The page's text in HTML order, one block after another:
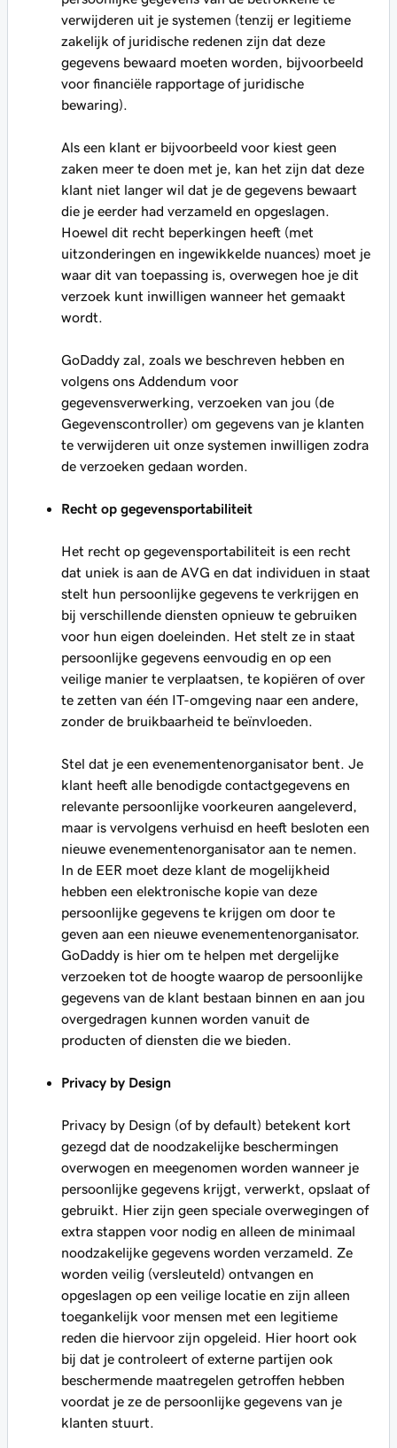
verwijderen uit je systemen (tenzij er legitieme
zakelijk of juridische redenen zijn dat deze
gegevens bewaard moeten worden, bijvoorbeeld
voor financiële rapportage of juridische
bewaring).
Als een klant er bijvoorbeeld voor kiest geen
zaken meer te doen met je, kan het zijn dat deze
klant niet langer wil dat je de gegevens bewaart
die je eerder had verzameld en opgeslagen.
Hoewel dit recht beperkingen heeft (met
uitzonderingen en ingewikkelde nuances) moet je
waar dit van toepassing is, overwegen hoe je dit
verzoek kunt inwilligen wanneer het gemaakt
wordt.
GoDaddy zal, zoals we beschreven hebben en
volgens ons Addendum voor
gegevensverwerking, verzoeken van jou (de
Gegevenscontroller) om gegevens van je klanten
te verwijderen uit onze systemen inwilligen zodra
de verzoeken gedaan worden.
Recht op gegevensportabiliteit
Het recht op gegevensportabiliteit is een recht
dat uniek is aan de AVG en dat individuen in staat
stelt hun persoonlijke gegevens te verkrijgen en
bij verschillende diensten opnieuw te gebruiken
voor hun eigen doeleinden. Het stelt ze in staat
persoonlijke gegevens eenvoudig en op een
veilige manier te verplaatsen, te kopiëren of over
te zetten van één IT-omgeving naar een andere,
zonder de bruikbaarheid te beïnvloeden.
Stel dat je een evenementenorganisator bent. Je
klant heeft alle benodigde contactgegevens en
relevante persoonlijke voorkeuren aangeleverd,
maar is vervolgens verhuisd en heeft besloten een
nieuwe evenementenorganisator aan te nemen.
In de EER moet deze klant de mogelijkheid
hebben een elektronische kopie van deze
persoonlijke gegevens te krijgen om door te
geven aan een nieuwe evenementenorganisator.
GoDaddy is hier om te helpen met dergelijke
verzoeken tot de hoogte waarop de persoonlijke
gegevens van de klant bestaan binnen en aan jou
overgedragen kunnen worden vanuit de
producten of diensten die we bieden.
Privacy by Design
Privacy by Design (of by default) betekent kort
gezegd dat de noodzakelijke beschermingen
overwogen en meegenomen worden wanneer je
persoonlijke gegevens krijgt, verwerkt, opslaat of
gebruikt. Hier zijn geen speciale overwegingen of
extra stappen voor nodig en alleen de minimaal
noodzakelijke gegevens worden verzameld. Ze
worden veilig (versleuteld) ontvangen en
opgeslagen op een veilige locatie en zijn alleen
toegankelijk voor mensen met een legitieme
reden die hiervoor zijn opgeleid. Hier hoort ook
bij dat je controleert of externe partijen ook
beschermende maatregelen getroffen hebben
voordat je ze de persoonlijke gegevens van je
klanten stuurt.